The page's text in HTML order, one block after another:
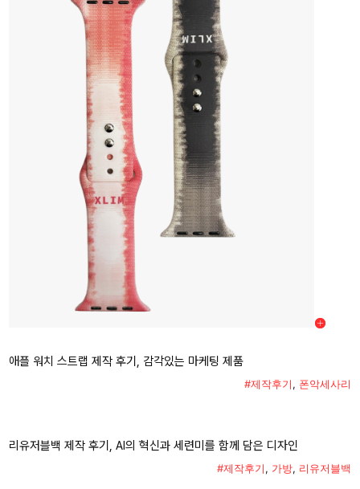
애플 워치 스트랩 제작 후기, 감각있는 마케팅 제품
#제작후기, 폰악세사리
리유저블백 제작 후기, AI의 혁신과 세련미를 함께 담은 디자인
#제작후기, 가방, 리유저블백